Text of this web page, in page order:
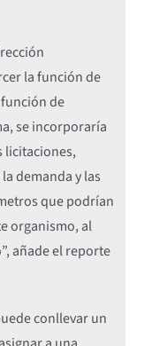
la función de
de
se incorporaría
licitaciones,
demanda y las
que podrían
organismo, al
añade el reporte
conllevar un